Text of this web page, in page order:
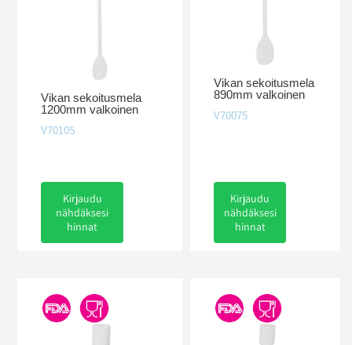
Vikan sekoitusmela
1200mm valkoinen
V70105
Kirjaudu
nähdäksesi
hinnat
Vikan sekoitusmela
890mm valkoinen
V70075
Kirjaudu
nähdäksesi
hinnat